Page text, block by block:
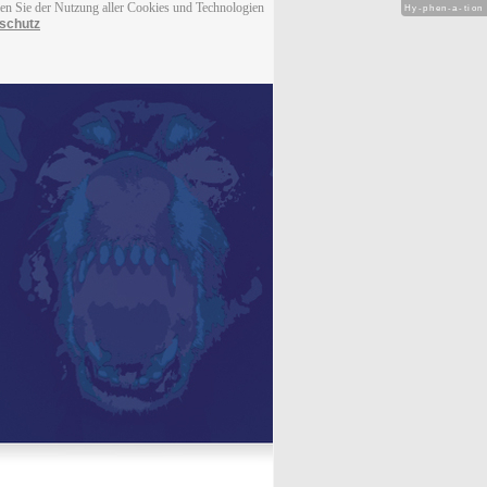
Sie der Nutzung aller Cookies und Technologien
Hy-phen-a-tion